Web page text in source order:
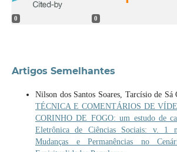
0 0
Artigos Semelhantes
Nilson dos Santos Soares, Tarcísio de Sá
TÉCNICA E COMENTÁRIOS DE
CORINHO DE FOGO: um estudo de
Eletrônica de Ciências Sociais: v. 1
Mudanças e Permanências no